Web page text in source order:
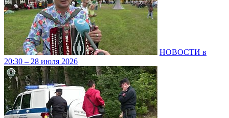
НОВОСТИ в
20:30 – 28 июля 2026